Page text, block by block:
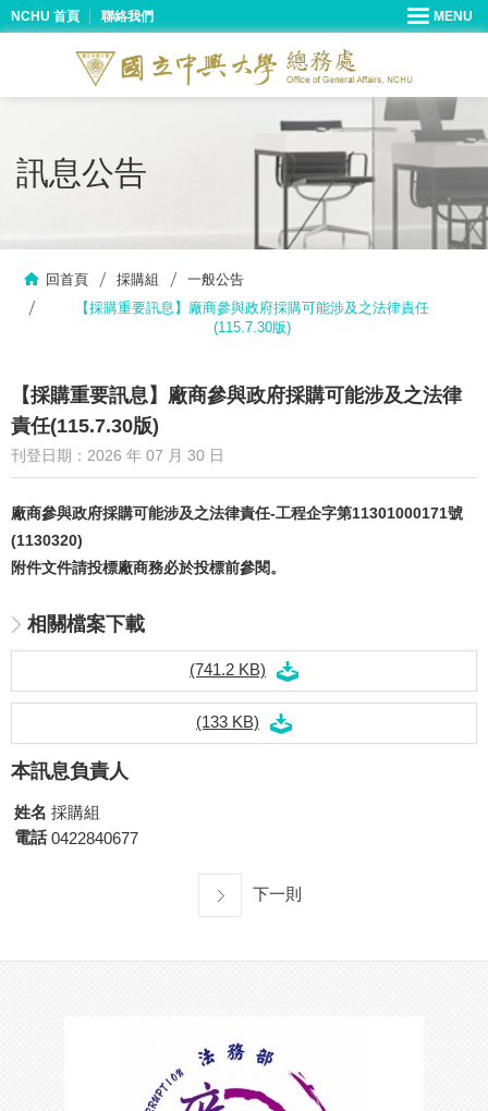
NCHU 首頁 聯絡我們
訊息公告
回首頁 採購組
一般公告
【採購重要訊息】廠商參與政府採購可能涉及之法律責任
(115.7.30版)
【採購重要訊息】廠商參與政府採購可能涉及之法律
責任(115.7.30版)
刊登日期：2026 年 07 月 30 日
廠商參與政府採購可能涉及之法律責任-工程企字第11301000171號
(1130320)
附件文件請投標廠商務必於投標前參閱。
相關檔案下載
(741.2 KB)
(133 KB)
本訊息負責人
姓名 採購組
電話 0422840677
下一則